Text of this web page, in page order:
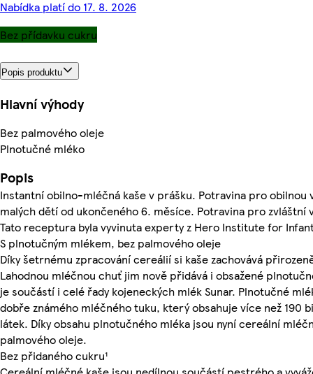
Nabídka platí do 17. 8. 2026
Bez přídavku cukru
Popis produktu
Hlavní výhody
Bez palmového oleje
Plnotučné mléko
Popis
Instantní obilno-mléčná kaše v prášku. Potravina pro obilnou
malých dětí od ukončeného 6. měsíce. Potravina pro zvláštní
Tato receptura byla vyvinuta experty z Hero Institute for
S plnotučným mlékem, bez palmového oleje
Díky šetrnému zpracování cereálií si kaše zachovává
Lahodnou mléčnou chuť jim nově přidává i obsažené
je součástí i celé řady kojeneckých mlék Sunar. Plnotučné
dobře známého mléčného tuku, který obsahuje více než 190
látek. Díky obsahu plnotučného mléka jsou nyní cereální
palmového oleje.
Bez přidaného cukru¹